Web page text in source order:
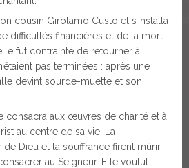
cousin Girolamo Custo et s’installa
difficultés financières et de la mort
fut contrainte de retourner à
pas terminées : après une
devint sourde-muette et son
consacra aux œuvres de charité et à
au centre de sa vie. La
de Dieu et la souffrance firent mûrir
au Seigneur. Elle voulut